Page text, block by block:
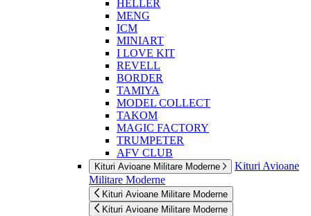
HELLER
MENG
ICM
MINIART
I LOVE KIT
REVELL
BORDER
TAMIYA
MODEL COLLECT
TAKOM
MAGIC FACTORY
TRUMPETER
AFV CLUB
Kituri Avioane Militare Moderne
Kituri Avioane
Militare Moderne
Kituri Avioane Militare Moderne
Kituri Avioane Militare Moderne